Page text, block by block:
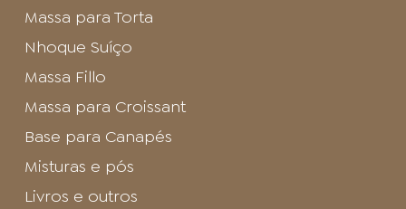
Massa para Torta
Nhoque Suíço
Massa Fillo
Massa para Croissant
Base para Canapés
Misturas e pós
Livros e outros